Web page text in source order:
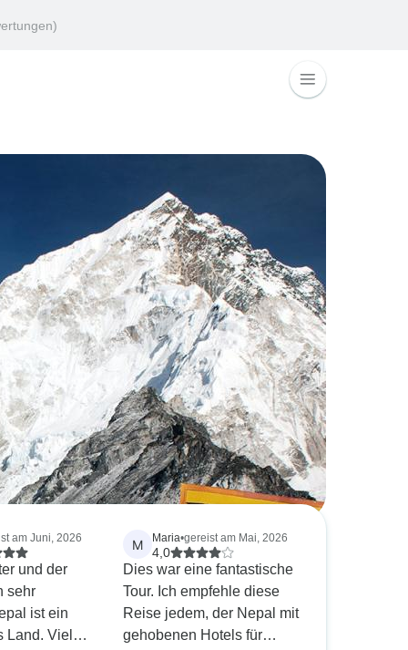
am Juni, 2026
und der
sehr
ist ein
Land. Vielen
M Maria•gereist am Mai, 2026
4,0
Dies war eine fantastische
Tour. Ich empfehle diese
Reise jedem, der Nepal mit
gehobenen Hotels für